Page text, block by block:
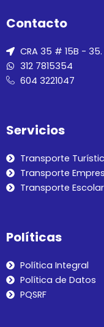
Contacto
CRA 35 # 15B -
312 7815354
604 3221047
Servicios
Transporte
Transporte
Transporte Escolar
Políticas
Política Integral
Política de Datos
PQSRF